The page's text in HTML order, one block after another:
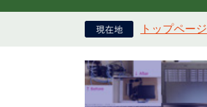
トップページ